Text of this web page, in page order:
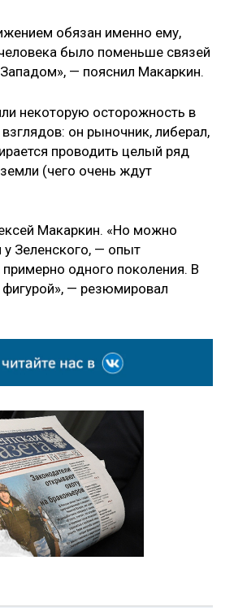
обязан именно ему,
было поменьше связей
— пояснил Макаркин.
некоторую осторожность в
он рыночник, либерал,
проводить целый ряд
(чего очень ждут
Макаркин. «Но можно
у Зеленского, — опыт
одного поколения. В
— резюмировал